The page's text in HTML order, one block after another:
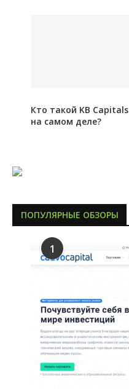
Кто такой KB Capitals
на самом деле?
ПОПУЛЯРНЫЕ ОБЗОРЫ
1